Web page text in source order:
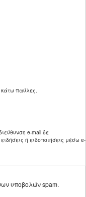
κάτω παύλες.
e-mail δε
ή ειδοποιήσεις μέσω e-
υποβολών spam.